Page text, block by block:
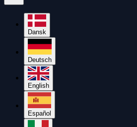
Dansk
Deutsch
English
Español